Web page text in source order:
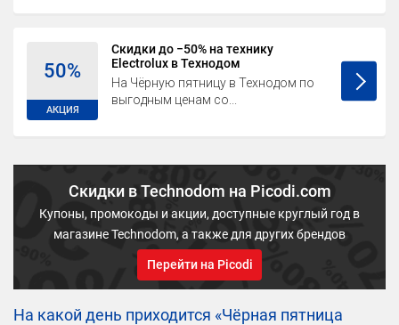
50%
АКЦИЯ
Скидки до −50% на технику
Electrolux в Технодом
На Чёрную пятницу в Технодом по
выгодным ценам со...
Скидки в Technodom на Picodi.com
Купоны, промокоды и акции, доступные круглый год в
магазине Technodom, а также для других брендов
Перейти на Picodi
На какой день приходится «Чёрная пятница